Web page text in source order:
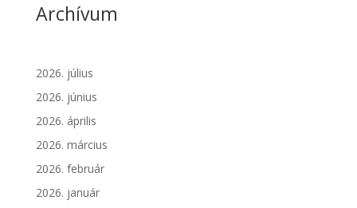
Archívum
2026. július
2026. június
2026. április
2026. március
2026. február
2026. január